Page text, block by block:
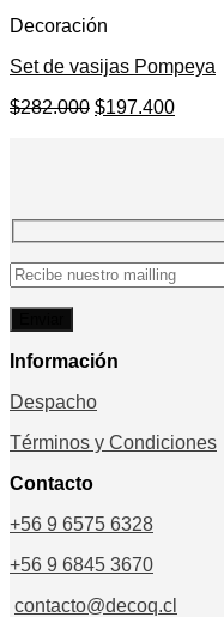
Decoración
Set de vasijas Pompeya
$282.000 El
$197.400El
Información
Despacho
Términos y Condiciones
Contacto
+56 9 6575 6328
+56 9 6845 3670
contacto@decoq.cl